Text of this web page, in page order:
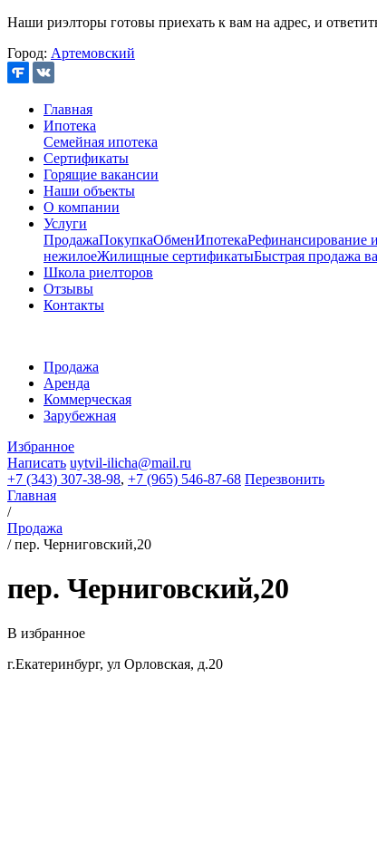
Наши риэлторы готовы приехать к вам на адрес, и
Город: Артемовский
Главная
Ипотека
Семейная ипотека
Сертификаты
Горящие вакансии
Наши объекты
О компании
Услуги
ПродажаПокупкаОбменИпотекаРефинансирование
нежилоеЖилищные сертификатыБыстрая продажа
Школа риелторов
Отзывы
Контакты
Продажа
Аренда
Коммерческая
Зарубежная
Избранное
Написать uytvil-ilicha@mail.ru
+7 (343) 307-38-98, +7 (965) 546-87-68 Перезвонить
Главная
/
Продажа
/пер. Черниговский,20
пер. Черниговский,20
В избранное
г.Екатеринбург, ул Орловская, д.20